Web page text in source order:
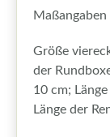
Größe
der
10 cm;
Länge der